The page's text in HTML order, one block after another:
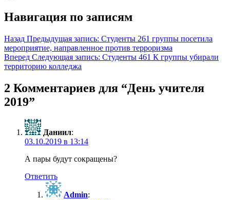
Навигация по записям
Назад Предыдущая запись: Студенты 261 группы посетила
мероприятие, направленное против терроризма
Вперед Следующая запись: Студенты 461 К группы убирали
территорию колледжа
2 Комментариев для “День учителя
2019”
Даниил:
03.10.2019 в 13:14
А пары будут сокращены?
Ответить
Admin: